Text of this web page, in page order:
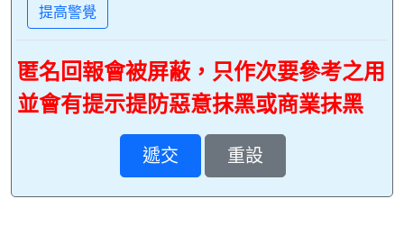
提高警覺
匿名回報會被屏蔽，只作次要參考之用
並會有提示提防惡意抹黑或商業抹黑